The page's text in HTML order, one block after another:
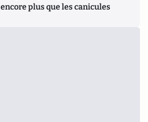
encore plus que les canicules